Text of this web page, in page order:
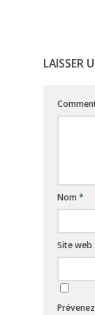
LAISSER
Nom *
Site web